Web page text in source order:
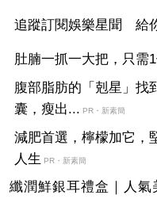
追蹤訂閱娛樂星聞 給
肚腩一抓一大把，只需
腹部脂肪的「剋星」找
囊，瘦出... PR・新素簡
減肥首選，檸檬加它，
人生 PR・新素簡
纖潤鮮銀耳禮盒｜人氣